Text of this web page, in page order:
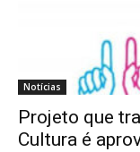
Notícias
Projeto que
Cultura é